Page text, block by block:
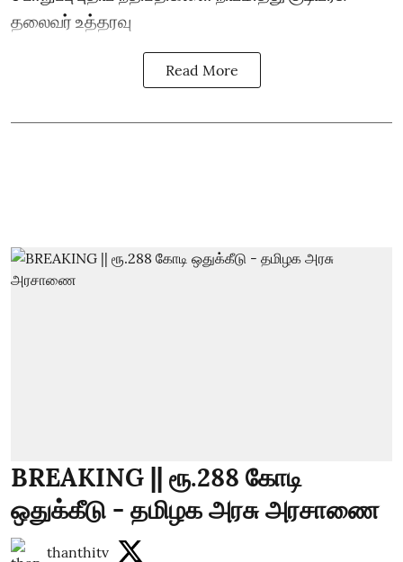
தலைவர் உத்தரவு
Read More
BREAKING || ரூ.288 கோடி
ஒதுக்கீடு - தமிழக அரசு அரசாணை
thanthitv